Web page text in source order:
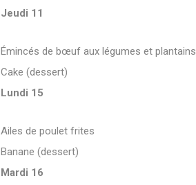
Jeudi 11
Émincés de bœuf aux légumes et plantains
Cake (dessert)
Lundi 15
Ailes de poulet frites
Banane (dessert)
Mardi 16